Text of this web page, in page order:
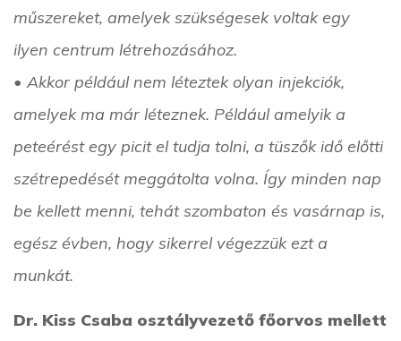
műszereket, amelyek szükségesek voltak egy
ilyen centrum létrehozásához.
• Akkor például nem léteztek olyan injekciók,
amelyek ma már léteznek. Például amelyik a
peteérést egy picit el tudja tolni, a tüszők idő előtti
szétrepedését meggátolta volna. Így minden nap
be kellett menni, tehát szombaton és vasárnap is,
egész évben, hogy sikerrel végezzük ezt a
munkát.
Dr. Kiss Csaba osztályvezető főorvos mellett